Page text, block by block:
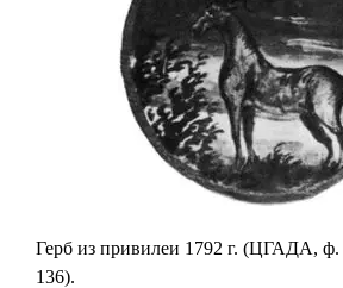
Герб из привилеи 1792 г. (ЦГАДА, ф.
136).